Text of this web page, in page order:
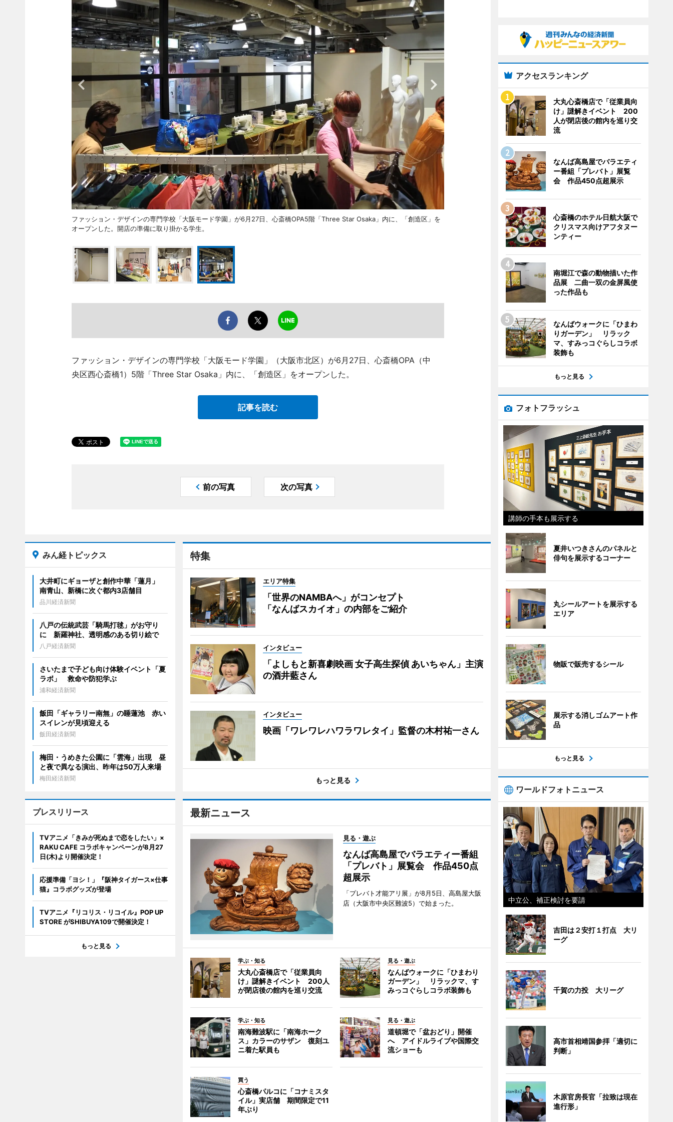
ファッション・デザインの専門学校「大阪モード学園」が6月27日、心斎橋OPA5階「Three Star Osaka」内に、「創造区」を
オープンした。開店の準備に取り掛かる学生。
ファッション・デザインの専門学校「大阪モード学園」（大阪市北区）が6月27日、心斎橋OPA（中
央区西心斎橋1）5階「Three Star Osaka」内に、「創造区」をオープンした。
記事を読む
前の写真 次の写真
特集
エリア特集
「世界のNAMBAへ」がコンセプト
「なんばスカイオ」の内部をご紹介
インタビュー
「よしもと新喜劇映画 女子高生探偵 あいちゃん」主演
の酒井藍さん
インタビュー
映画「ワレワレハワラワレタイ」監督の木村祐一さん
もっと見る
最新ニュース
見る・遊ぶ
なんば高島屋でバラエティー番組
「プレバト」展覧会 作品450点
超展示
「プレバト才能アリ展」が8月5日、高島屋大阪
店（大阪市中央区難波5）で始まった。
学ぶ・知る
大丸心斎橋店で「従業員向
け」謎解きイベント 200人
が閉店後の館内を巡り交流
見る・遊ぶ
なんばウォークに「ひまわり
ガーデン」 リラックマ、す
みっコぐらしコラボ装飾も
学ぶ・知る
南海難波駅に「南海ホーク
ス」カラーのサザン 復刻ユ
ニ着た駅員も
見る・遊ぶ
道頓堀で「盆おどり」開催
へ アイドルライブや国際交
流ショーも
買う
心斎橋パルコに「コナミスタ
イル」実店舗 期間限定で11
年ぶり
みん経トピックス
大井町にギョーザと創作中華「蓮月」
南青山、新橋に次ぐ都内3店舗目
品川経済新聞
八戸の伝統武芸「騎馬打毬」がお守り
に 新羅神社、透明感のある切り絵で
八戸経済新聞
さいたまで子ども向け体験イベント「夏
ラボ」 救命や防犯学ぶ
浦和経済新聞
飯田「ギャラリー南無」の睡蓮池 赤い
スイレンが見頃迎える
飯田経済新聞
梅田・うめきた公園に「雲海」出現 昼
と夜で異なる演出、昨年は50万人来場
梅田経済新聞
プレスリリース
TVアニメ「きみが死ぬまで恋をしたい」×
RAKU CAFE コラボキャンペーンが8月27
日(木)より開催決定！
応援準備「ヨシ！」『阪神タイガース×仕事
猫』コラボグッズが登場
TVアニメ『リコリス・リコイル』POP UP
STORE がSHIBUYA109で開催決定！
もっと見る
アクセスランキング
大丸心斎橋店で「従業員向
け」謎解きイベント 200
人が閉店後の館内を巡り交
流
なんば高島屋でバラエティ
ー番組「プレバト」展覧
会 作品450点超展示
心斎橋のホテル日航大阪で
クリスマス向けアフタヌー
ンティー
南堀江で森の動物描いた作
品展 二曲一双の金屏風使
った作品も
なんばウォークに「ひまわ
りガーデン」 リラック
マ、すみっコぐらしコラボ
装飾も
もっと見る
フォトフラッシュ
講師の手本も展示する
夏井いつきさんのパネルと
俳句を展示するコーナー
丸シールアートを展示する
エリア
物販で販売するシール
展示する消しゴムアート作
品
もっと見る
ワールドフォトニュース
中立公、補正検討を要請
吉田は２安打１打点 大リ
ーグ
千賀の力投 大リーグ
高市首相靖国参拝「適切に
判断」
木原官房長官「拉致は現在
進行形」